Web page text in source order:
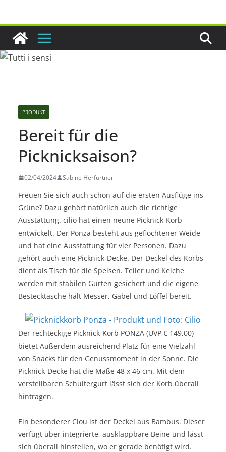
springen
PRODUKT
Bereit für die
Picknicksaison?
02/04/2024 Sabine Herfurtner
Freuen Sie sich auch schon auf die ersten Ausflüge ins
Grüne? Dazu gehört natürlich auch die richtige
Ausstattung. cilio hat einen neune Picknick-Korb
entwickelt. Der Ponza besteht aus geflochtener Weide
und hat eine Ausstattung für vier Personen. Dazu
gehört auch eine Picknick-Decke. Der Deckel des Korbs
dient als Tisch für die Speisen. Teller und Kelche
werden mit stabilen Gurten gesichert und die eigene
Bestecktasche hält Messer, Gabel und Löffel bereit.
Der rechteckige Picknick-Korb PONZA (UVP € 149,00)
bietet Außerdem ausreichend Platz für eine Vielzahl
von Snacks für den Genussmoment in der Sonne. Die
Picknick-Decke hat die Maße 48 x 46 cm. Mit dem
verstellbaren Schultergurt lässt sich der Korb überall
hintragen.
Ein besonderer Clou ist der Deckel aus Bambus. Dieser
verfügt über integrierte, ausklappbare Beine und lässt
sich überall hinstellen, wo er gerade benötigt wird.